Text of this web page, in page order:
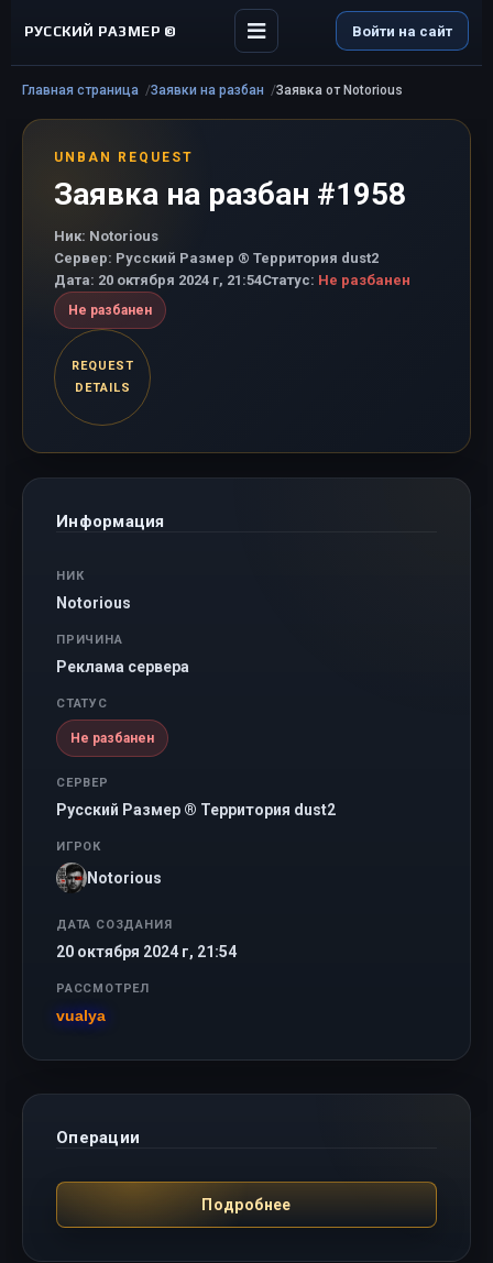
РУССКИЙ РАЗМЕР © Войти на сайт
Главная страница Заявки на разбан Заявка от Notorious
UNBAN REQUEST
Заявка на разбан #1958
Ник: Notorious
Сервер: Русский Размер ® Территория dust2
Дата: 20 октября 2024 г, 21:54Статус: Не разбанен
Не разбанен
REQUEST
DETAILS
Информация
НИК
Notorious
ПРИЧИНА
Реклама сервера
СТАТУС
Не разбанен
СЕРВЕР
Русский Размер ® Территория dust2
ИГРОК
Notorious
ДАТА СОЗДАНИЯ
20 октября 2024 г, 21:54
РАССМОТРЕЛ
vualya
Операции
Подробнее